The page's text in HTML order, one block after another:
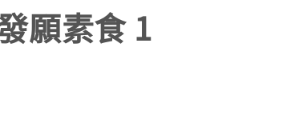
願素食 1